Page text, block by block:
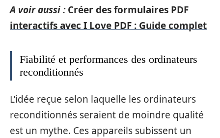
A voir aussi : Créer des formulaires PDF
interactifs avec I Love PDF : Guide complet
Fiabilité et performances des ordinateurs
reconditionnés
L’idée reçue selon laquelle les ordinateurs
reconditionnés seraient de moindre qualité
est un mythe. Ces appareils subissent un